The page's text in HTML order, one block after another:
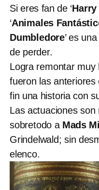
Si eres fan de ‘
‘Animales
Dumbledore’ es
de perder.
Logra remontar muy
fueron las
fin una historia con
Las actuaciones
sobretodo a Mads
Grindelwald; sin
elenco.